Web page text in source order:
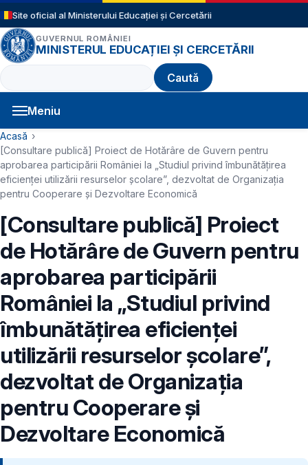
Sari la conținutul principal
Site oficial al Ministerului Educației și Cercetării
GUVERNUL ROMÂNIEI
MINISTERUL EDUCAȚIEI ȘI CERCETĂRII
Caută
Meniu
Navigație principală
Cale de navigare
Acasă
[Consultare publică] Proiect de Hotărâre de Guvern pentru
aprobarea participării României la „Studiul privind îmbunătățirea
eficienței utilizării resurselor școlare”, dezvoltat de Organizația
pentru Cooperare și Dezvoltare Economică
[Consultare publică] Proiect
de Hotărâre de Guvern pentru
aprobarea participării
României la „Studiul privind
îmbunătățirea eficienței
utilizării resurselor școlare”,
dezvoltat de Organizația
pentru Cooperare și
Dezvoltare Economică